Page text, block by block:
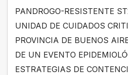
ESTRATEGIAS DE
PANDROGO-RESISTENTE
UNIDAD DE CUIDADOS
PROVINCIA DE BUENOS
DE UN EVENTO
ESTRATEGIAS DE